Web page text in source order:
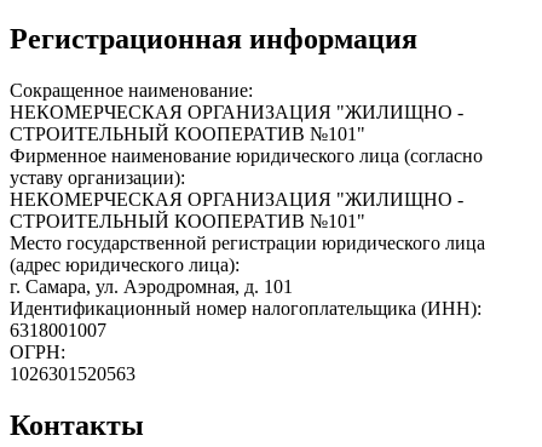
Регистрационная информация
Сокращенное наименование:
НЕКОМЕРЧЕСКАЯ ОРГАНИЗАЦИЯ "ЖИЛИЩНО -
СТРОИТЕЛЬНЫЙ КООПЕРАТИВ №101"
Фирменное наименование юридического лица (согласно
уставу организации):
НЕКОМЕРЧЕСКАЯ ОРГАНИЗАЦИЯ "ЖИЛИЩНО -
СТРОИТЕЛЬНЫЙ КООПЕРАТИВ №101"
Место государственной регистрации юридического лица
(адрес юридического лица):
г. Самара, ул. Аэродромная, д. 101
Идентификационный номер налогоплательщика (ИНН):
6318001007
ОГРН:
1026301520563
Контакты